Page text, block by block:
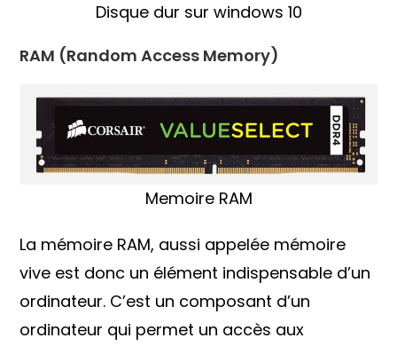
Disque dur sur windows 10
RAM (Random Access Memory)
Memoire RAM
La mémoire RAM, aussi appelée mémoire
vive est donc un élément indispensable d’un
ordinateur. C’est un composant d’un
ordinateur qui permet un accès aux